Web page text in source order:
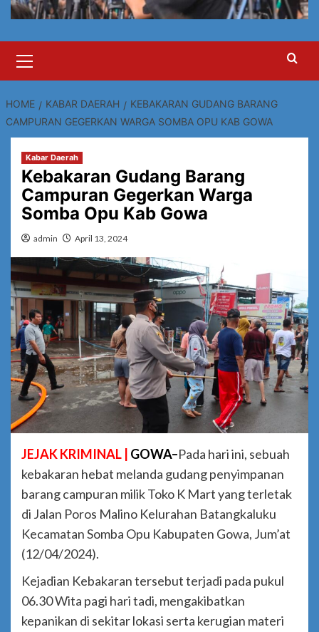
Menu
HOME KABAR DAERAH
KEBAKARAN GUDANG BARANG
CAMPURAN GEGERKAN WARGA SOMBA OPU KAB GOWA
Kabar Daerah
Kebakaran Gudang Barang
Campuran Gegerkan Warga
Somba Opu Kab Gowa
admin April 13, 2024
JEJAK KRIMINAL | GOWA–Pada hari ini, sebuah
kebakaran hebat melanda gudang penyimpanan
barang campuran milik Toko K Mart yang terletak
di Jalan Poros Malino Kelurahan Batangkaluku
Kecamatan Somba Opu Kabupaten Gowa, Jum’at
(12/04/2024).
Kejadian Kebakaran tersebut terjadi pada pukul
06.30 Wita pagi hari tadi, mengakibatkan
kepanikan di sekitar lokasi serta kerugian materi